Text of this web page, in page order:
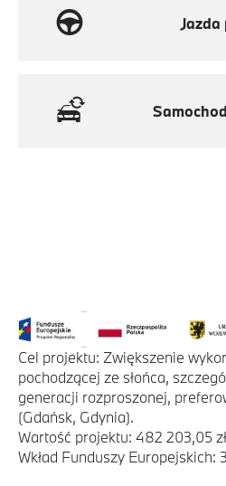
Cel projektu: Zwiększenie
pochodzącej ze słońca,
generacji rozproszonej,
(Gdańsk, Gdynia).
Wartość projektu: 482 203,05 zł
Wkład Funduszy Europejskich: